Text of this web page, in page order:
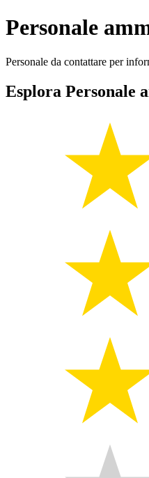
Personale
Personale da contattare per
Esplora Personale